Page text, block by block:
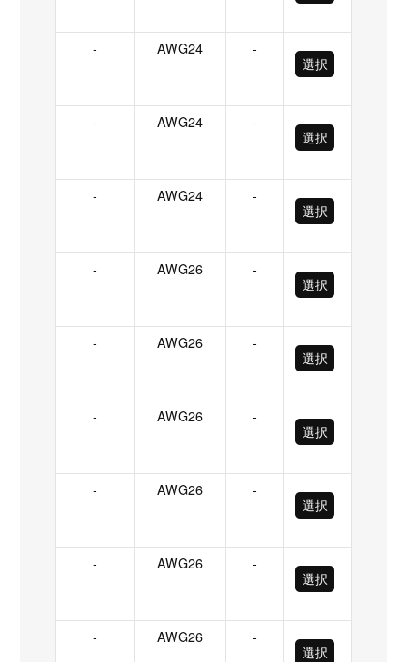
- AWG24
-
選択
- AWG24
-
選択
- AWG24
-
選択
- AWG26
-
選択
- AWG26
-
選択
- AWG26
-
選択
- AWG26
-
選択
- AWG26
-
選択
- AWG26
-
選択